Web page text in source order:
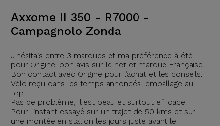
Axxome II 350 - R7000 -
Campagnolo Zonda
J’hésitais entre 3 marques et ma préférence à été
pour Origine, bon avis sur le net et marque Française.
Bon contact avec Origine pour l’achat et les conseils.
Vélo reçu dans les temps annoncés, emballage au
top.
Pas de problème, il est beau et surtout efficace.
Pour l’instant essayé sur un trajet de 50 kms et sur
une montée en station les jours juste avant le